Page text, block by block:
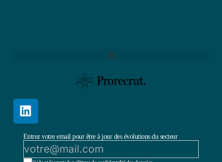
Entrez votre email pour être à jour des évolutions du secteur